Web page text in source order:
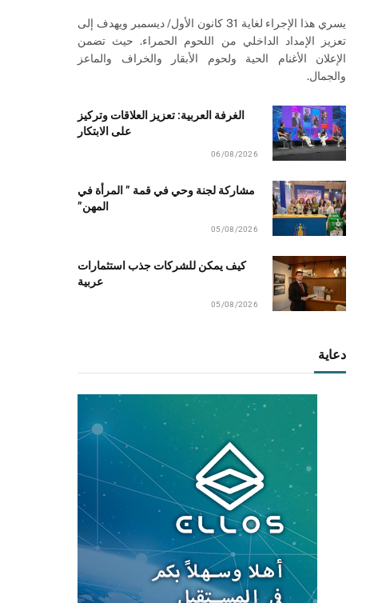
يسري هذا الإجراء لغاية 31 كانون الأول/ ديسمبر ويهدف إلى
تعزيز الإمداد الداخلي من اللحوم الحمراء. حيث تضمن
الإعلان الأغنام الحية ولحوم الأبقار والخراف والماعز
والجمال.
الغرفة العربية: تعزيز العلاقات وتركيز
على الابتكار
06/08/2026
مشاركة لجنة وحي في قمة ” المرأة في
المهن”
05/08/2026
كيف يمكن للشركات جذب استثمارات
عربية
05/08/2026
دعاية